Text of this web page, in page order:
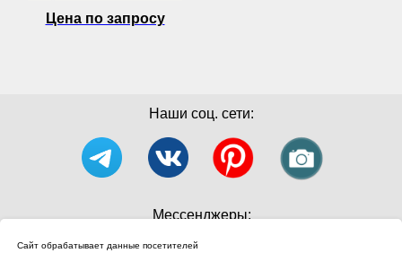
Цена по запросу
Сайт обрабатывает данные посетителей
Наши соц. сети:
Мессенджеры: